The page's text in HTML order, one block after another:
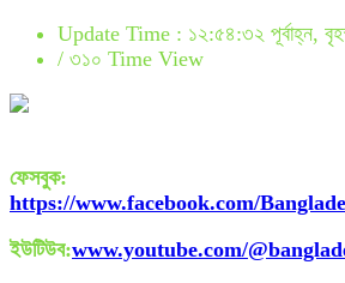
Update Time : ১২:৫৪:৩২ পূর্বাহ্ন,
/ ৩১০ Time View
ফেসবুক:
https://www.facebook.com/
ইউটিউব:www.youtube.com/